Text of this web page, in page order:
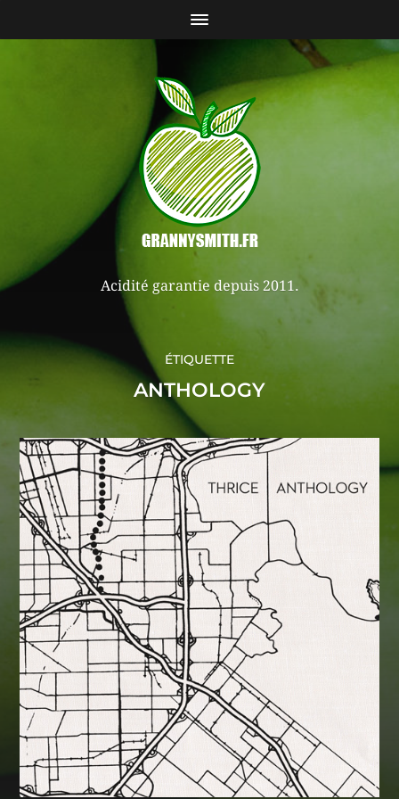
Acidité garantie depuis 2011.
ÉTIQUETTE
ANTHOLOGY